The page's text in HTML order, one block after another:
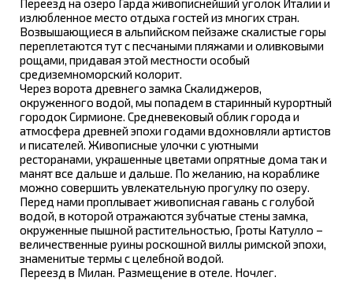
Переезд на озеро Гарда живописнейший уголок Италии и
излюбленное место отдыха гостей из многих стран.
Возвышающиеся в альпийском пейзаже скалистые горы
переплетаются тут с песчаными пляжами и оливковыми
рощами, придавая этой местности особый
средиземноморский колорит.
Через ворота древнего замка Скалиджеров,
окруженного водой, мы попадем в старинный курортный
городок Сирмионе. Средневековый облик города и
атмосфера древней эпохи годами вдохновляли артистов
и писателей. Живописные улочки с уютными
ресторанами, украшенные цветами опрятные дома так и
манят все дальше и дальше. По желанию, на кораблике
можно совершить увлекательную прогулку по озеру.
Перед нами проплывает живописная гавань с голубой
водой, в которой отражаются зубчатые стены замка,
окруженные пышной растительностью, Гроты Катулло –
величественные руины роскошной виллы римской эпохи,
знаменитые термы с целебной водой.
Переезд в Милан. Размещение в отеле. Ночлег.